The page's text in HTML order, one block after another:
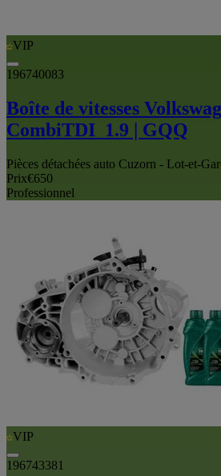
VIP
196740083
Boîte de vitesses
CombiTDI_1.9 | GQQ
Pièces détachées auto Cuzorn - Lot-et-
Prix€650
Professionnel
VIP
196743381